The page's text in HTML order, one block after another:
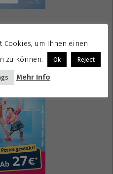
Cookies, um Ihnen einen
zu können.
Ok Reject
Mehr Info